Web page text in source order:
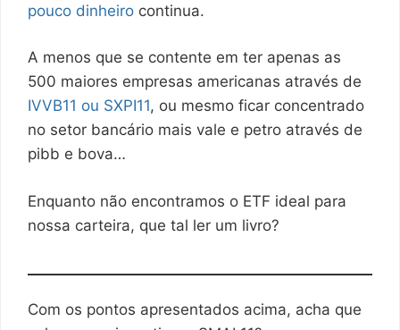
pouco dinheiro continua.
A menos que se contente em ter apenas as
500 maiores empresas americanas através de
IVVB11 ou SXPI11, ou mesmo ficar concentrado
no setor bancário mais vale e petro através de
pibb e bova…
Enquanto não encontramos o ETF ideal para
nossa carteira, que tal ler um livro?
Com os pontos apresentados acima, acha que